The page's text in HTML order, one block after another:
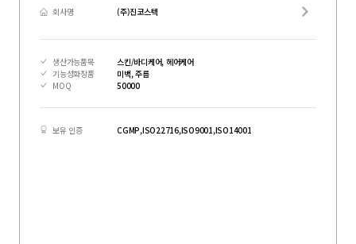
회사명 (주)진코스텍
생산가능품목
스킨/바디케어, 헤어케어
기능성화장품
미백, 주름
MOQ
50000
보유 인증 CGMP,ISO22716,ISO9001,ISO14001